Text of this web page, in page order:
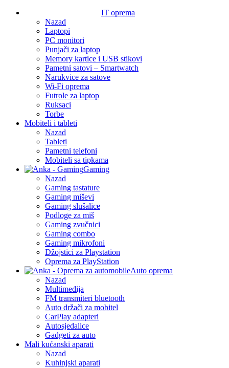
IT oprema
Nazad
Laptopi
PC monitori
Punjači za laptop
Memory kartice i USB stikovi
Pametni satovi – Smartwatch
Narukvice za satove
Wi-Fi oprema
Futrole za laptop
Ruksaci
Torbe
Mobiteli i tableti
Nazad
Tableti
Pametni telefoni
Mobiteli sa tipkama
Gaming
Nazad
Gaming tastature
Gaming miševi
Gaming slušalice
Podloge za miš
Gaming zvučnici
Gaming combo
Gaming mikrofoni
Džojstici za Playstation
Oprema za PlayStation
Auto oprema
Nazad
Multimedija
FM transmiteri bluetooth
Auto držači za mobitel
CarPlay adapteri
Autosjedalice
Gadgeti za auto
Mali kućanski aparati
Nazad
Kuhinjski aparati